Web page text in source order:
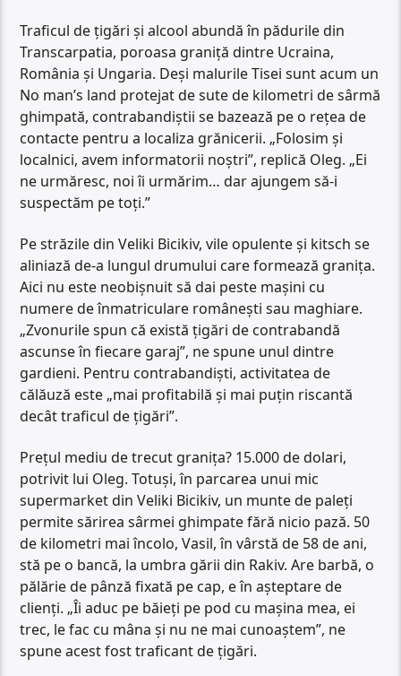
Traficul de țigări și alcool abundă în pădurile din
Transcarpatia, poroasa graniță dintre Ucraina,
România și Ungaria. Deși malurile Tisei sunt acum un
No man’s land protejat de sute de kilometri de sârmă
ghimpată, contrabandiştii se bazează pe o reţea de
contacte pentru a localiza grănicerii. „Folosim și
localnici, avem informatorii noștri”, replică Oleg. „Ei
ne urmăresc, noi îi urmărim… dar ajungem să-i
suspectăm pe toți.”
Pe străzile din Veliki Bicikiv, vile opulente și kitsch se
aliniază de-a lungul drumului care formează granița.
Aici nu este neobișnuit să dai peste mașini cu
numere de înmatriculare românești sau maghiare.
„Zvonurile spun că există țigări de contrabandă
ascunse în fiecare garaj”, ne spune unul dintre
gardieni. Pentru contrabandiști, activitatea de
călăuză este „mai profitabilă și mai puțin riscantă
decât traficul de țigări”.
Prețul mediu de trecut granița? 15.000 de dolari,
potrivit lui Oleg. Totuși, în parcarea unui mic
supermarket din Veliki Bicikiv, un munte de paleți
permite sărirea sârmei ghimpate fără nicio pază. 50
de kilometri mai încolo, Vasil, în vârstă de 58 de ani,
stă pe o bancă, la umbra gării din Rakiv. Are barbă, o
pălărie de pânză fixată pe cap, e în așteptare de
clienți. „Îi aduc pe băieți pe pod cu mașina mea, ei
trec, le fac cu mâna și nu ne mai cunoaștem”, ne
spune acest fost traficant de țigări.